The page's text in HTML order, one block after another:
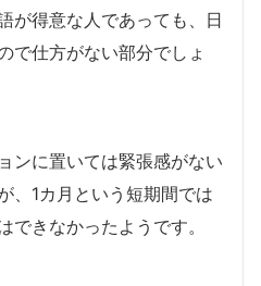
が得意な人であっても、日
で仕方がない部分でしょ
ンに置いては緊張感がない
、1カ月という短期間では
できなかったようです。